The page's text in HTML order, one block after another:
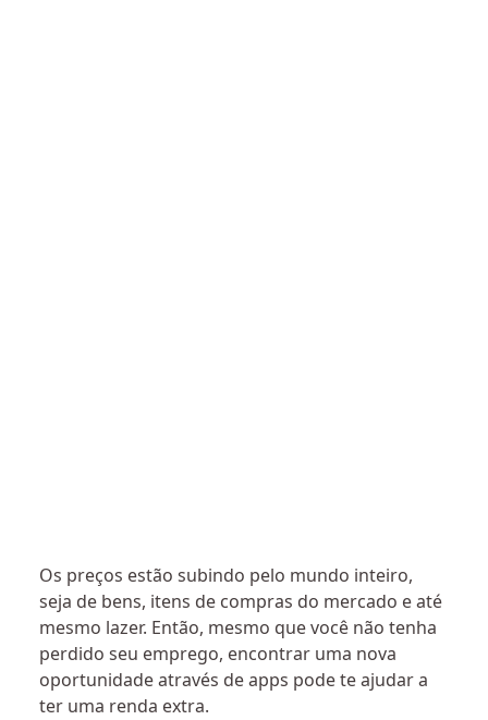
Os preços estão subindo pelo mundo inteiro,
seja de bens, itens de compras do mercado e até
mesmo lazer. Então, mesmo que você não tenha
perdido seu emprego, encontrar uma nova
oportunidade através de apps pode te ajudar a
ter uma renda extra.